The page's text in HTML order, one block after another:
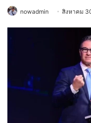
nowadmin สิงหาคม